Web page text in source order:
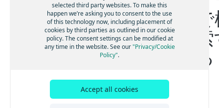
制限と回避策
アプリケーションをテストする
機能の成熟度
HERE Geocoding and Search API v7実装のヒン
拡張に対する準備
Gzip圧縮
住所をジオコーディングする
エリアをジオコーディングする
場所をジオコーディングする
結果のスコアリングを使用する
結果を特定の国に限定する
住居番号のフォールバックを使用する
Discover
名前を使用して場所を検索する
位置を使用して住所を検索する
カテゴリーを使用して場所を検索する
電話番号を使用して場所を検索する
座標近くの住所を検索する
る
selected third party websites. To make this
happen we’re asking you to consent to the use
of this technology now, including placement of
cookies by third parties as outlined in our cookie
policy. The consent settings can be modified at
any time in the website. See our"Privacy/Cookie
Policy".
Accept all cookies